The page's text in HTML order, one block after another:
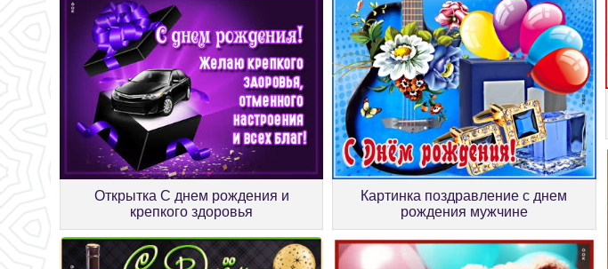
Открытка С днем рождения и
крепкого здоровья
Картинка поздравление с днем
рождения мужчине